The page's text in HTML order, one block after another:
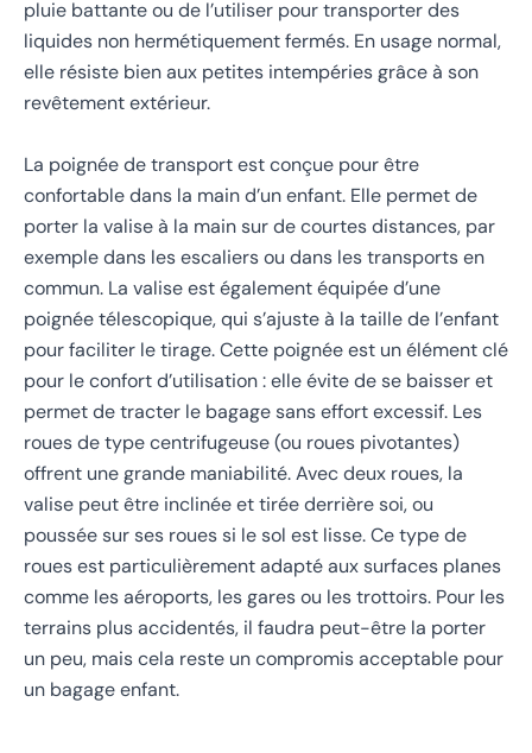
pluie battante ou de l’utiliser pour transporter des
liquides non hermétiquement fermés. En usage normal,
elle résiste bien aux petites intempéries grâce à son
revêtement extérieur.
La poignée de transport est conçue pour être
confortable dans la main d’un enfant. Elle permet de
porter la valise à la main sur de courtes distances, par
exemple dans les escaliers ou dans les transports en
commun. La valise est également équipée d’une
poignée télescopique, qui s’ajuste à la taille de l’enfant
pour faciliter le tirage. Cette poignée est un élément clé
pour le confort d’utilisation : elle évite de se baisser et
permet de tracter le bagage sans effort excessif. Les
roues de type centrifugeuse (ou roues pivotantes)
offrent une grande maniabilité. Avec deux roues, la
valise peut être inclinée et tirée derrière soi, ou
poussée sur ses roues si le sol est lisse. Ce type de
roues est particulièrement adapté aux surfaces planes
comme les aéroports, les gares ou les trottoirs. Pour les
terrains plus accidentés, il faudra peut-être la porter
un peu, mais cela reste un compromis acceptable pour
un bagage enfant.